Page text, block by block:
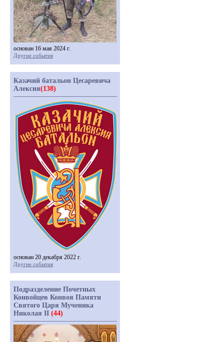
основан 16 мая 2024 г.
Другие события
Казачий батальон Цесаревича
Алексия(138)
основан 20 декабря 2022 г.
Другие события
Подразделение Почетных
Конвойцев Конвоя Памяти
Святого Царя Мученика
Николая II (44)